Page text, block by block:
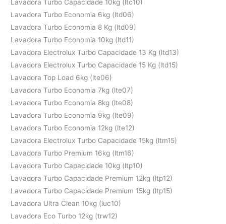
Lavadora Turbo Capacidade 10kg (ltc10)
Lavadora Turbo Economia 6kg (ltd06)
Lavadora Turbo Economia 8 Kg (ltd09)
Lavadora Turbo Economia 10kg (ltd11)
Lavadora Electrolux Turbo Capacidade 13 Kg (ltd13)
Lavadora Electrolux Turbo Capacidade 15 Kg (ltd15)
Lavadora Top Load 6kg (lte06)
Lavadora Turbo Economia 7kg (lte07)
Lavadora Turbo Economia 8kg (lte08)
Lavadora Turbo Economia 9kg (lte09)
Lavadora Turbo Economia 12kg (lte12)
Lavadora Electrolux Turbo Capacidade 15kg (ltm15)
Lavadora Turbo Premium 16kg (ltm16)
Lavadora Turbo Capacidade 10kg (ltp10)
Lavadora Turbo Capacidade Premium 12kg (ltp12)
Lavadora Turbo Capacidade Premium 15kg (ltp15)
Lavadora Ultra Clean 10kg (luc10)
Lavadora Eco Turbo 12kg (trw12)